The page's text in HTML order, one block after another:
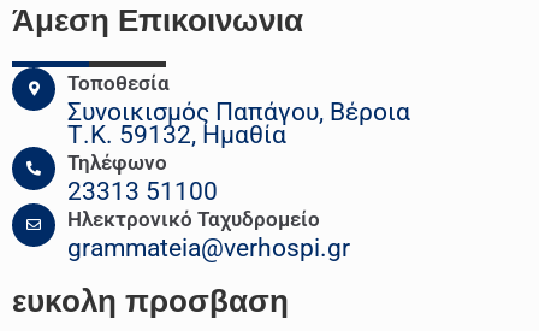
Άμεση Επικοινωνια
Τοποθεσία
Συνοικισμός Παπάγου, Βέροια
Τ.Κ. 59132, Ημαθία
Τηλέφωνο
23313 51100
Ηλεκτρονικό Ταχυδρομείο
grammateia@verhospi.gr
ευκολη προσβαση